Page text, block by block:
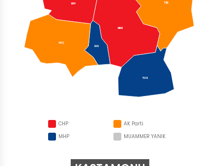
TŞK
DDY
MER
İHS
ARÇ
TOS
CHP
MHP
AK Parti
MUAMMER YANIK